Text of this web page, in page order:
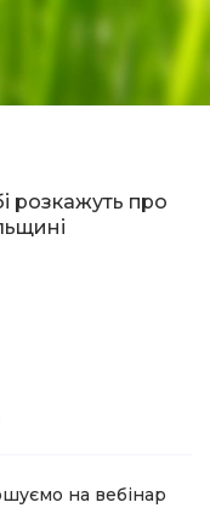
розкажуть про
на вебінар